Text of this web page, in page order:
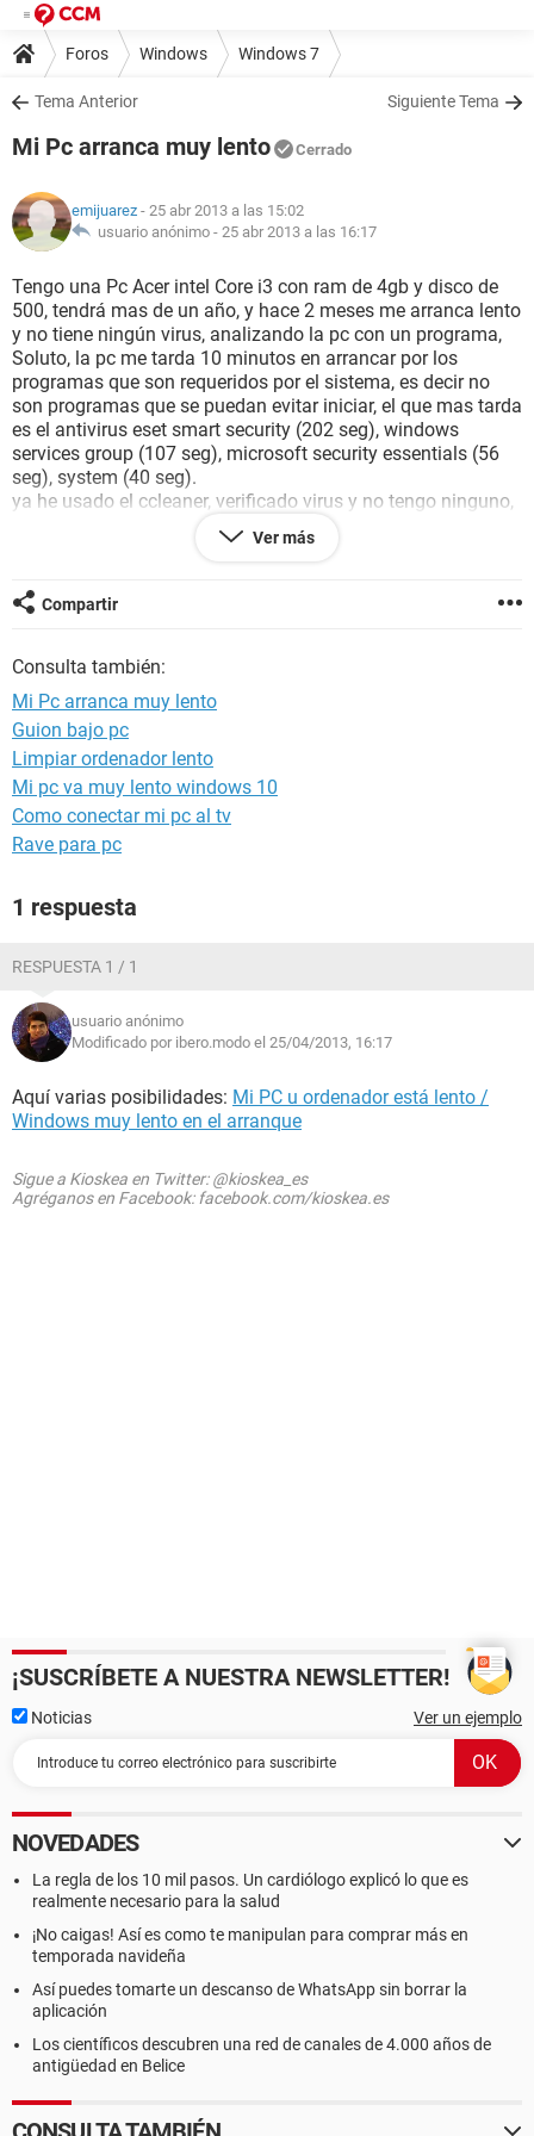
Foros Windows Windows 7
Tema Anterior Siguiente Tema
Mi Pc arranca muy lento Cerrado
emijuarez - 25 abr 2013 a las 15:02
usuario anónimo - 25 abr 2013 a las 16:17
Tengo una Pc Acer intel Core i3 con ram de 4gb y disco de
500, tendrá mas de un año, y hace 2 meses me arranca lento
y no tiene ningún virus, analizando la pc con un programa,
Soluto, la pc me tarda 10 minutos en arrancar por los
programas que son requeridos por el sistema, es decir no
son programas que se puedan evitar iniciar, el que mas tarda
es el antivirus eset smart security (202 seg), windows
services group (107 seg), microsoft security essentials (56
seg), system (40 seg).
ya he usado el ccleaner, verificado virus y no tengo ninguno,
quitando programas en el inicio con msconfig, y verificando
en la web de windows pero no he conseguido corregir este
estilo, el espacio libre de disco es 400gb, y no contiene
muchos programas raros instalados, segun dice mi familia
estaba enchufada cargándose sin batería, me podrían
ofrecer alguna solución? gracias de antemano
Ver más
Compartir
Consulta también:
Mi Pc arranca muy lento
Guion bajo pc
Limpiar ordenador lento
Mi pc va muy lento windows 10
Como conectar mi pc al tv
Rave para pc
1 respuesta
RESPUESTA 1 / 1
usuario anónimo
Modificado por ibero.modo el 25/04/2013, 16:17
Aquí varias posibilidades: Mi PC u ordenador está lento /
Windows muy lento en el arranque
Sigue a Kioskea en Twitter: @kioskea_es
Agréganos en Facebook: facebook.com/kioskea.es
¡SUSCRÍBETE A NUESTRA NEWSLETTER!
Noticias Ver un ejemplo
NOVEDADES
La regla de los 10 mil pasos. Un cardiólogo explicó lo que es
realmente necesario para la salud
¡No caigas! Así es como te manipulan para comprar más en
temporada navideña
Así puedes tomarte un descanso de WhatsApp sin borrar la
aplicación
Los científicos descubren una red de canales de 4.000 años de
antigüedad en Belice